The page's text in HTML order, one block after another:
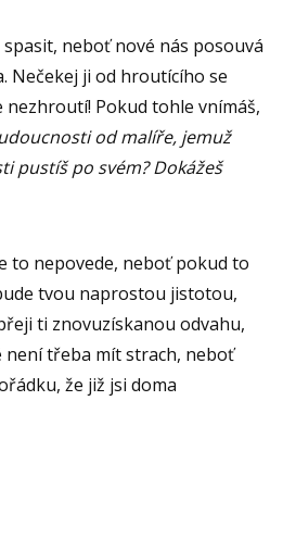
neboť nové nás posouvá
Nečekej ji od hroutícího se
Pokud tohle vnímáš,
od malíře, jemuž
pustíš po svém? Dokážeš
to nepovede, neboť pokud to
tvou naprostou jistotou,
ti znovuzískanou odvahu,
není třeba mít strach, neboť
že již jsi doma